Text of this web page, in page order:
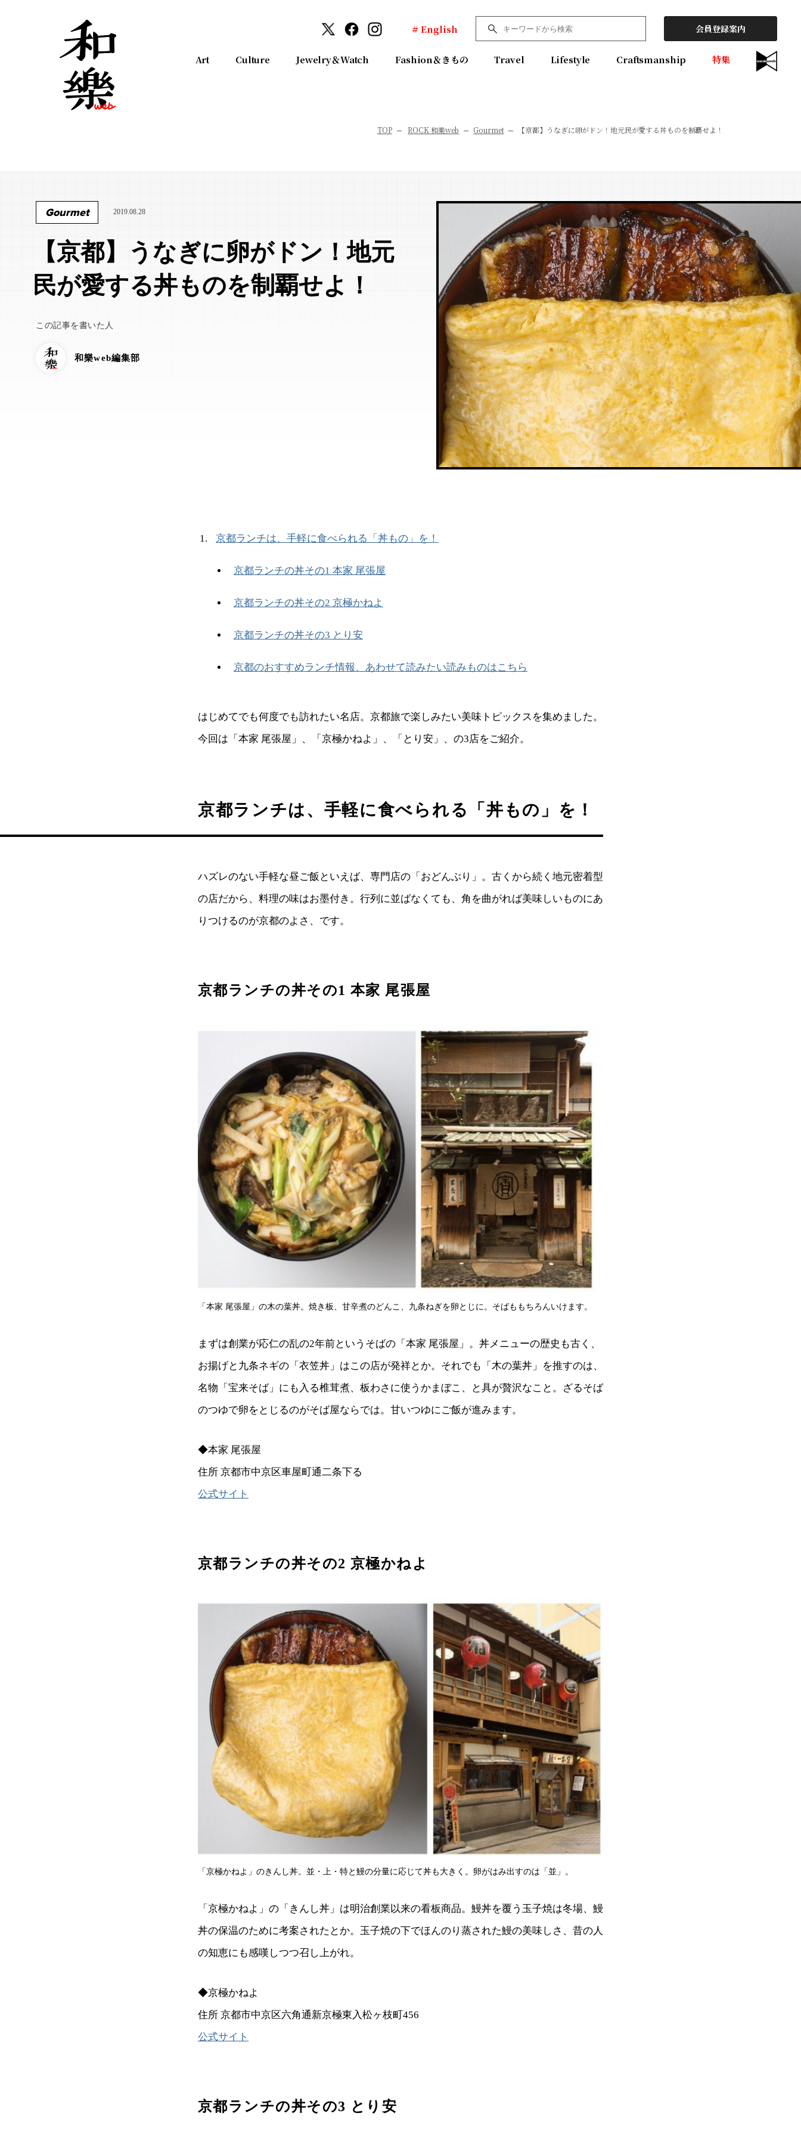
# English 会員登録案内
Art Culture Jewelry＆Watch Fashion＆きもの Travel Lifestyle Craftsmanship 特集
TOP ROCK 和樂web Gourmet 【京都】うなぎに卵がドン！地元民が愛する丼ものを制覇せよ！
Gourmet 2019.08.28
【京都】うなぎに卵がドン！地元
民が愛する丼ものを制覇せよ！
この記事を書いた人
和樂web編集部
京都ランチは、手軽に食べられる「丼もの」を！
京都ランチの丼その1 本家 尾張屋
京都ランチの丼その2 京極かねよ
京都ランチの丼その3 とり安
京都のおすすめランチ情報、あわせて読みたい読みものはこちら
はじめてでも何度でも訪れたい名店。京都旅で楽しみたい美味トピックスを集めました。
今回は「本家 尾張屋」、「京極かねよ」、「とり安」、の3店をご紹介。
京都ランチは、手軽に食べられる「丼もの」を！
ハズレのない手軽な昼ご飯といえば、専門店の「おどんぶり」。古くから続く地元密着型
の店だから、料理の味はお墨付き。行列に並ばなくても、角を曲がれば美味しいものにあ
りつけるのが京都のよさ、です。
京都ランチの丼その1 本家 尾張屋
「本家 尾張屋」の木の葉丼。焼き板、甘辛煮のどんこ、九条ねぎを卵とじに。そばももちろんいけます。
まずは創業が応仁の乱の2年前というそばの「本家 尾張屋」。丼メニューの歴史も古く、
お揚げと九条ネギの「衣笠丼」はこの店が発祥とか。それでも「木の葉丼」を推すのは、
名物「宝来そば」にも入る椎茸煮、板わさに使うかまぼこ、と具が贅沢なこと。ざるそば
のつゆで卵をとじるのがそば屋ならでは。甘いつゆにご飯が進みます。
◆本家 尾張屋
住所 京都市中京区車屋町通二条下る
公式サイト
京都ランチの丼その2 京極かねよ
「京極かねよ」のきんし丼。並・上・特と鰻の分量に応じて丼も大きく。卵がはみ出すのは「並」。
「京極かねよ」の「きんし丼」は明治創業以来の看板商品。鰻丼を覆う玉子焼は冬場、鰻
丼の保温のために考案されたとか。玉子焼の下でほんのり蒸された鰻の美味しさ、昔の人
の知恵にも感嘆しつつ召し上がれ。
◆京極かねよ
住所 京都市中京区六角通新京極東入松ヶ枝町456
公式サイト
京都ランチの丼その3 とり安